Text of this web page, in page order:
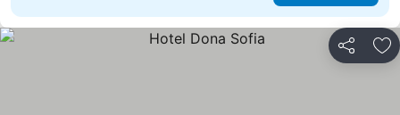
Partilhar